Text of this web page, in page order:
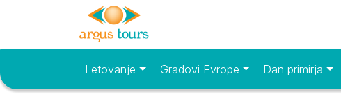
Osnovni meniLetovanje Gradovi Evrope Dan primirja